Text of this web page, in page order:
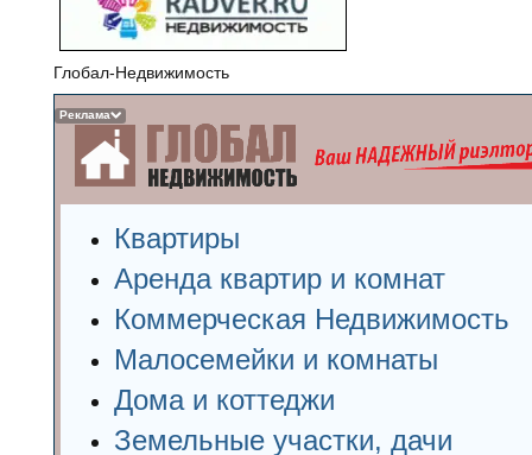
Реклама
Глобал-Недвижимость
Квартиры
Аренда квартир и комнат
Коммерческая Недвижимость
Малосемейки и комнаты
Дома и коттеджи
Земельные участки, дачи